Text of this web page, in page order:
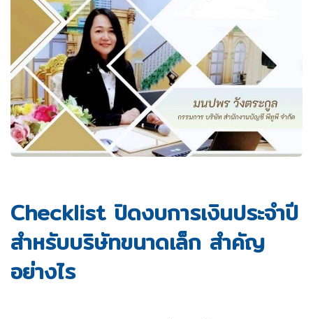
Checklist ปิดงบการเงินประจำปี
สำหรับบริษัทขนาดเล็ก สำคัญ
อย่างไร